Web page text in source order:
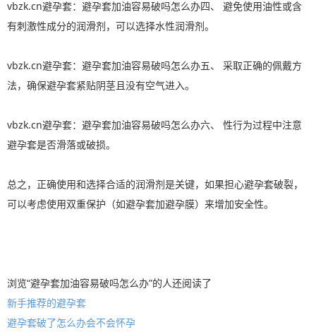
vbzk.cn避孕套：避孕套加油容易破吗怎么办四、 避免使用油性或含
有刺激性成分的润滑剂，可以选择水性润滑剂。
vbzk.cn避孕套：避孕套加油容易破吗怎么办五、 采取正确的佩戴方
法，确保避孕套紧贴阴茎且没有空气进入。
vbzk.cn避孕套：避孕套加油容易破吗怎么办六、 性行为过程中注意
避孕套是否滑落或破损。
总之，正确使用和选择合适的润滑剂是关键，如果担心避孕套破裂，
可以考虑使用双重保护（如避孕套加避孕膜）来增加安全性。
浏览“避孕套加油容易破吗怎么办”的人还阅读了
新手推荐的避孕套
避孕套破了怎么办会不会怀孕